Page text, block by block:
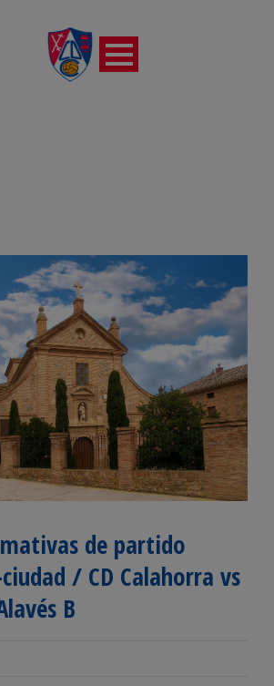
de partido
/ CD Calahorra vs
B